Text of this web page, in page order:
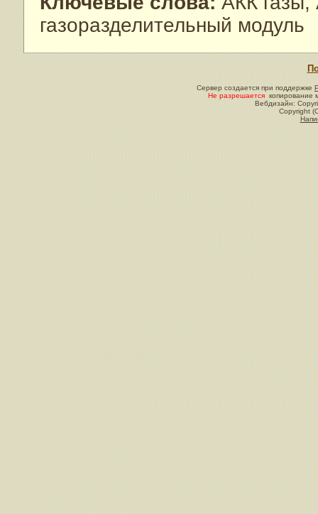
газоразделительный модуль
Сервер создается при поддержке
Не разрешается копирование
Вебдизайн:
Copyright